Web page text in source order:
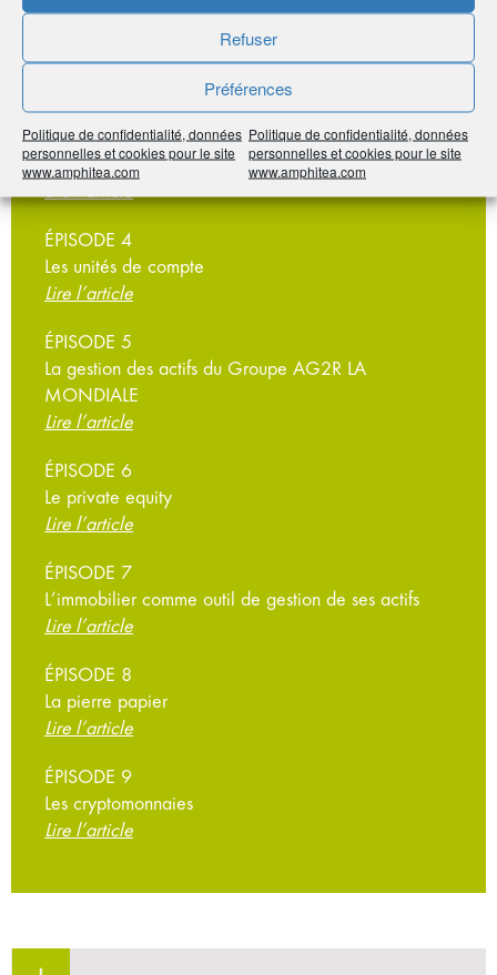
Refuser
Préférences
Politique de confidentialité, données
personnelles et cookies pour le site
www.amphitea.com
Politique de confidentialité, données
personnelles et cookies pour le site
www.amphitea.com
Les livrets réglementés
ÉPISODE 3
L’actif général
Lire l’article
ÉPISODE 4
Les unités de compte
Lire l’article
ÉPISODE 5
La gestion des actifs du Groupe AG2R LA
MONDIALE
Lire l’article
ÉPISODE 6
Le private equity
Lire l’article
ÉPISODE 7
L’immobilier comme outil de gestion de ses actifs
Lire l’article
ÉPISODE 8
La pierre papier
Lire l’article
ÉPISODE 9
Les cryptomonnaies
Lire l’article